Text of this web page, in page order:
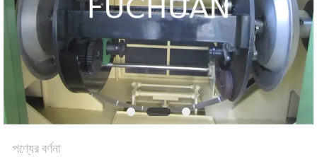
সাইট
ম্যাপ
PRIVACY
POLICY
পণ্যের বর্ণনা